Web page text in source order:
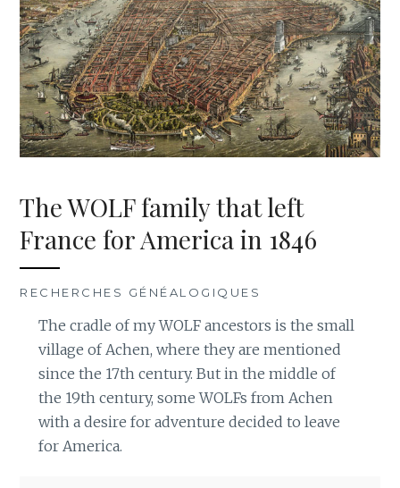
The WOLF family that left
France for America in 1846
RECHERCHES GÉNÉALOGIQUES
The cradle of my WOLF ancestors is the small
village of Achen, where they are mentioned
since the 17th century. But in the middle of
the 19th century, some WOLFs from Achen
with a desire for adventure decided to leave
for America.